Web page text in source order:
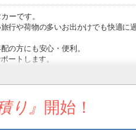
ーです。
行や荷物の多いお出かけでも快適に
の方にも安心・便利。
ートします。
り』 開始！